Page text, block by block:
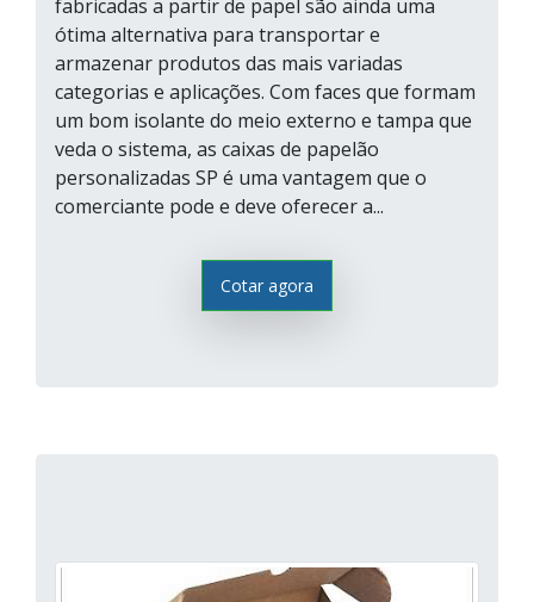
fabricadas a partir de papel são ainda uma
ótima alternativa para transportar e
armazenar produtos das mais variadas
categorias e aplicações. Com faces que formam
um bom isolante do meio externo e tampa que
veda o sistema, as caixas de papelão
personalizadas SP é uma vantagem que o
comerciante pode e deve oferecer a...
Cotar agora